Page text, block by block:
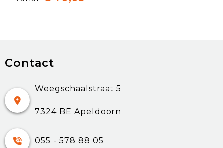
Contact
Weegschaalstraat 5
7324 BE Apeldoorn
055 - 578 88 05